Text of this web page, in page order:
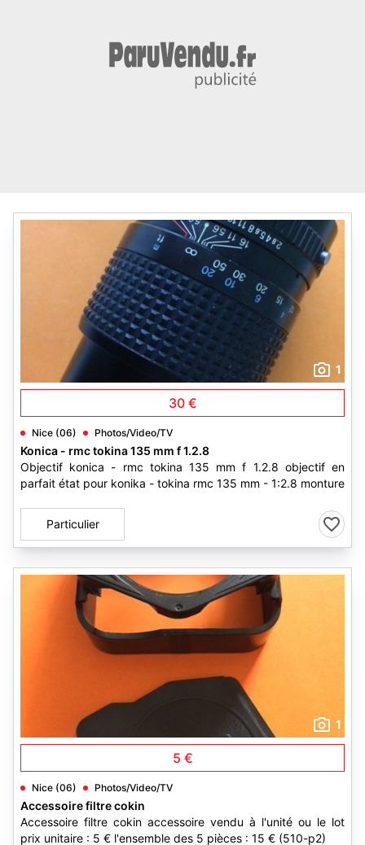
1
30 €
Nice (06) Photos/Video/TV
Konica - rmc tokina 135 mm f 1.2.8
Objectif konica - rmc tokina 135 mm f 1.2.8 objectif en
parfait état pour konika - tokina rmc 135 mm - 1:2.8 monture
Particulier
1
5 €
Nice (06) Photos/Video/TV
Accessoire filtre cokin
Accessoire filtre cokin accessoire vendu à l'unité ou le lot
prix unitaire : 5 € l'ensemble des 5 pièces : 15 € (510-p2)